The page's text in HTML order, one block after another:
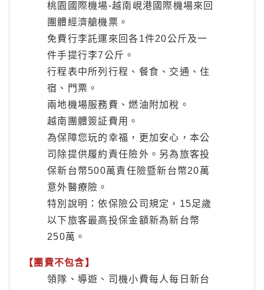
桃園國際機場-越南峴港國際機場來回
團體經濟艙機票。
免費行李託運來回各1件20公斤及一
件手提行李7公斤。
行程表中所列行程、餐食、交通、住
宿、門票。
兩地機場服務費、燃油附加稅。
越南團體簽証費用。
為保障您玩的幸福，更加安心，本公
司除提供履約責任險外。另為旅客投
保新台幣500萬責任險暨新台幣20萬
意外醫療險。
特別說明：依保險公司規定，15足歲
以下旅客最高投保金額新為新台幣
250萬。
【團費不包含】
領隊、導遊、司機小費每人每日新台